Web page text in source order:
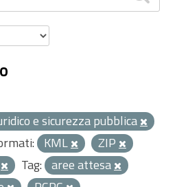
e sicurezza pubblica
KML
ZIP
Tag: aree attesa